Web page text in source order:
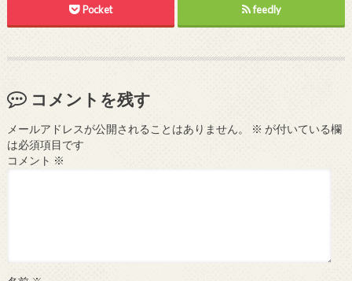
Pocket feedly
コメントを残す
メールアドレスが公開されることはありません。 ※ が付いている欄
は必須項目です
コメント ※